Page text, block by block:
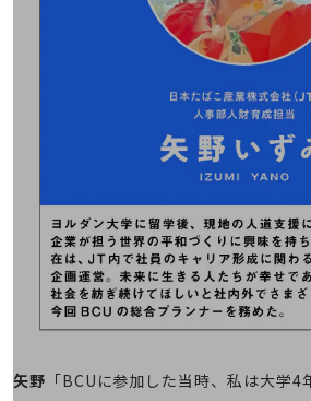
NTTドコモビジネス
モバイル・ICTサービスをオンラインで
相談・申し込みができるバーチャルショップ
法人向けモバイルトップ
はじめての方へ
サービス・商品を探す
新規会員登録/ログインはこちら
100回線以上のお問い合わせ・お見積りは
矢野 「BCUに参加した当時、私は大学4